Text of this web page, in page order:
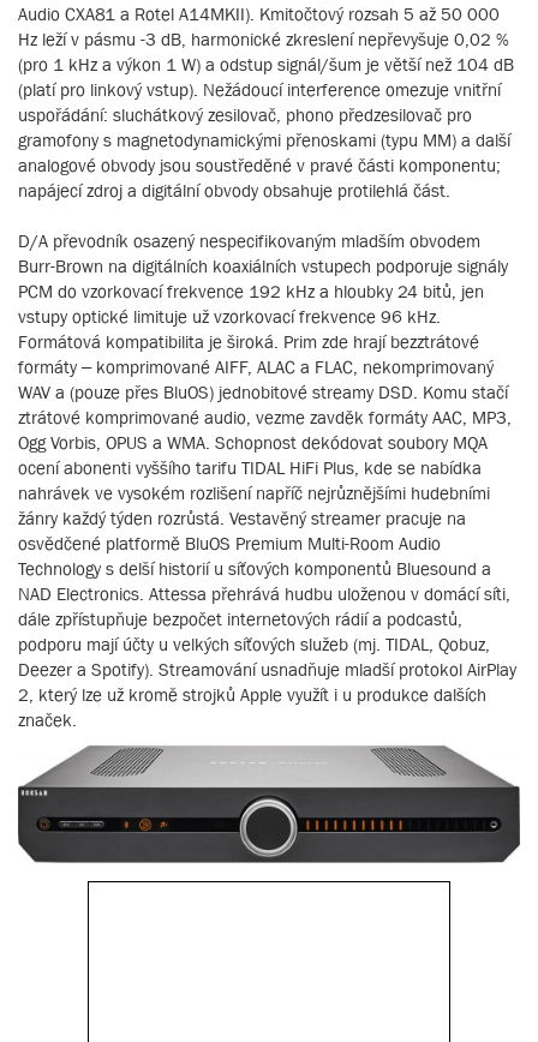
Audio CXA81 a Rotel A14MKII). Kmitočtový rozsah 5 až 50 000
Hz leží v pásmu -3 dB, harmonické zkreslení nepřevyšuje 0,02 %
(pro 1 kHz a výkon 1 W) a odstup signál/šum je větší než 104 dB
(platí pro linkový vstup). Nežádoucí interference omezuje vnitřní
uspořádání: sluchátkový zesilovač, phono předzesilovač pro
gramofony s magnetodynamickými přenoskami (typu MM) a další
analogové obvody jsou soustředěné v pravé části komponentu;
napájecí zdroj a digitální obvody obsahuje protilehlá část.
D/A převodník osazený nespecifikovaným mladším obvodem
Burr-Brown na digitálních koaxiálních vstupech podporuje signály
PCM do vzorkovací frekvence 192 kHz a hloubky 24 bitů, jen
vstupy optické limituje už vzorkovací frekvence 96 kHz.
Formátová kompatibilita je široká. Prim zde hrají bezztrátové
formáty – komprimované AIFF, ALAC a FLAC, nekomprimovaný
WAV a (pouze přes BluOS) jednobitové streamy DSD. Komu stačí
ztrátové komprimované audio, vezme zavděk formáty AAC, MP3,
Ogg Vorbis, OPUS a WMA. Schopnost dekódovat soubory MQA
ocení abonenti vyššího tarifu TIDAL HiFi Plus, kde se nabídka
nahrávek ve vysokém rozlišení napříč nejrůznějšími hudebními
žánry každý týden rozrůstá. Vestavěný streamer pracuje na
osvědčené platformě BluOS Premium Multi-Room Audio
Technology s delší historií u síťových komponentů Bluesound a
NAD Electronics. Attessa přehrává hudbu uloženou v domácí síti,
dále zpřístupňuje bezpočet internetových rádií a podcastů,
podporu mají účty u velkých síťových služeb (mj. TIDAL, Qobuz,
Deezer a Spotify). Streamování usnadňuje mladší protokol AirPlay
2, který lze už kromě strojků Apple využít i u produkce dalších
značek.